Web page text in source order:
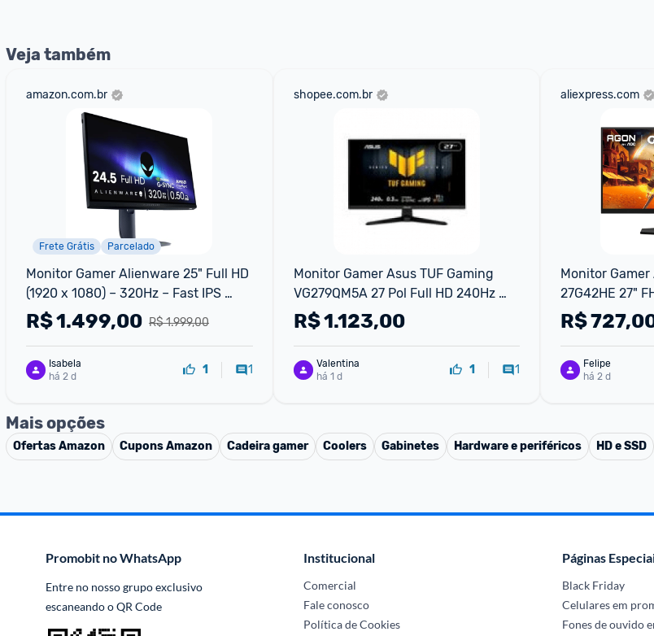
Veja também
amazon.com.br
Frete Grátis Parcelado
Monitor Gamer Alienware 25" Full HD
(1920 x 1080) – 320Hz – Fast IPS
0,5ms com AMD FreeSync Premium
e NVIDIA G-SYNC
R$ 1.999,00
R$1.499,00
Isabela
há 2 d
1 1
shopee.com.br
Monitor Gamer Asus TUF Gaming
VG279QM5A 27 Pol Full HD 240Hz
Fast IPS 0.3ms G-Sync FreeSync
Premium
R$1.123,00
Valentina
há 1 d
1 1
aliexpress.com
Monitor Gamer
27G42HE 27"
R$
Felipe
há 2 d
Mais opções
OfertasAmazon CuponsAmazon Cadeira gamer Coolers Gabinetes Hardware e periféricos HD e SSD
Promobit no WhatsApp
Entre no nosso grupo exclusivo
escaneando o QR Code
Institucional
Comercial
Fale conosco
Política de Cookies
Páginas
Black Friday
Celulares em
Fones de ouvido